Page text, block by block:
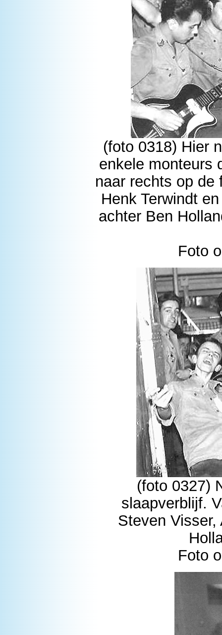
(foto 0318) Hier
enkele monteurs
naar rechts op de
Henk Terwindt
achter Ben
Foto
(foto 0327)
slaapverblijf.
Steven Visser,
Foto